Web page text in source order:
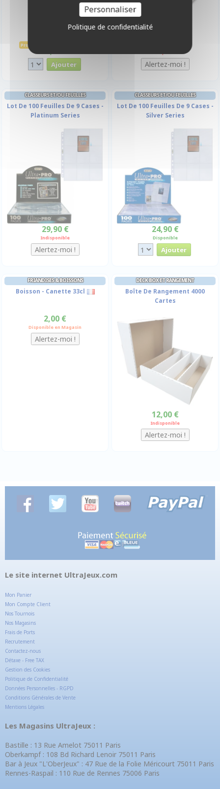
Promo -10%
CLASSEURS ET/OU FEUILLES
Lot De 100 Feuilles De 9 Cases -
Platinum Series
29,90 €
Indisponible
CLASSEURS ET/OU FEUILLES
Lot De 100 Feuilles De 9 Cases -
Silver Series
24,90 €
Disponible
FRIANDISES & BOISSONS
Boisson - Canette 33cl
2,00 €
Disponible en Magasin
DECK BOX ET RANGEMENT
Boîte De Rangement 4000
Cartes
12,00 €
Indisponible
Le site internet UltraJeux.com
Mon Panier
Mon Compte Client
Nos Tournois
Nos Magasins
Frais de Ports
Recrutement
Contactez-nous
Détaxe - Free TAX
Gestion des Cookies
Politique de Confidentialité
Données Personnelles - RGPD
Conditions Générales de Vente
Mentions Légales
Les Magasins UltraJeux :
Bastille : 13 Rue Amelot 75011 Paris
Oberkampf : 108 Bd Richard Lenoir 75011 Paris
Bar à Jeux "L'OberJeux" : 47 Rue de la Folie Méricourt 75011 Paris
Rennes-Raspail : 110 Rue de Rennes 75006 Paris
Personnaliser
Politique de confidentialité